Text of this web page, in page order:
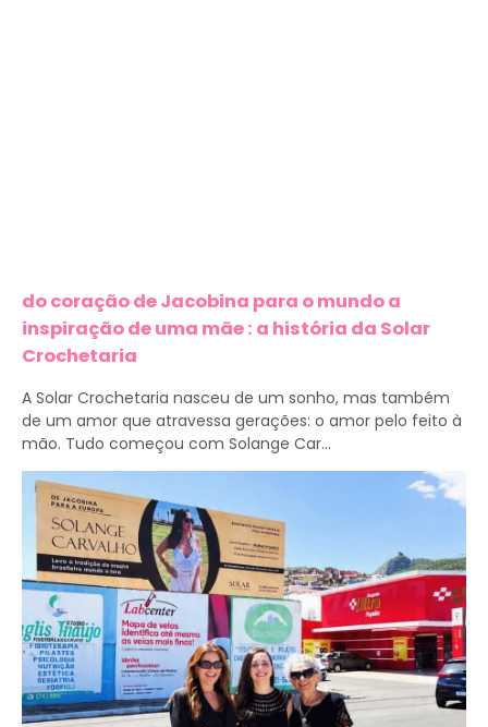
do coração de Jacobina para o mundo a
inspiração de uma mãe : a história da Solar
Crochetaria
A Solar Crochetaria nasceu de um sonho, mas também
de um amor que atravessa gerações: o amor pelo feito à
mão. Tudo começou com Solange Car...